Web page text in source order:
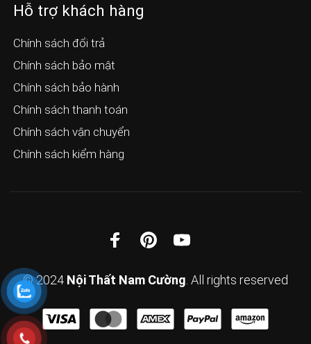
Hỗ trợ khách hàng
Chính sách đổi trả
Chính sách bảo mật
Chính sách bảo hành
Chính sách thanh toán
Chính sách vận chuyển
Chính sách kiểm hàng
© 2024 Nội Thất Nam Cường . All rights reserved